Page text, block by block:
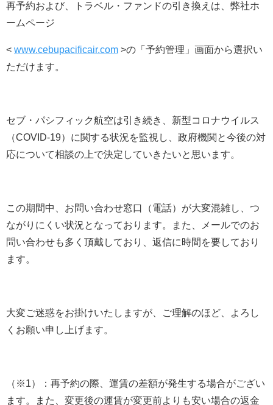
再予約および、トラベル・ファンドの引き換えは、弊社ホ
ームページ
< www.cebupacificair.com >の「予約管理」画面から選択い
ただけます。
セブ・パシフィック航空は引き続き、新型コロナウイルス
（COVID-19）に関する状況を監視し、政府機関と今後の対
応について相談の上で決定していきたいと思います。
この期間中、お問い合わせ窓口（電話）が大変混雑し、つ
ながりにくい状況となっております。また、メールでのお
問い合わせも多く頂戴しており、返信に時間を要しており
ます。
大変ご迷惑をお掛けいたしますが、ご理解のほど、よろし
くお願い申し上げます。
（※1）：再予約の際、運賃の差額が発生する場合がござい
ます。また、変更後の運賃が変更前よりも安い場合の返金